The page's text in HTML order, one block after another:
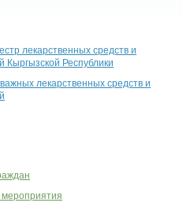
лекарственных средств и
Кыргызской Республики
лекарственных средств и